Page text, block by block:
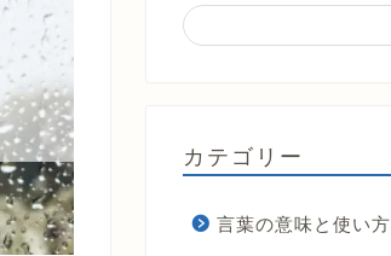
カテゴリー
言葉の意味と使い方